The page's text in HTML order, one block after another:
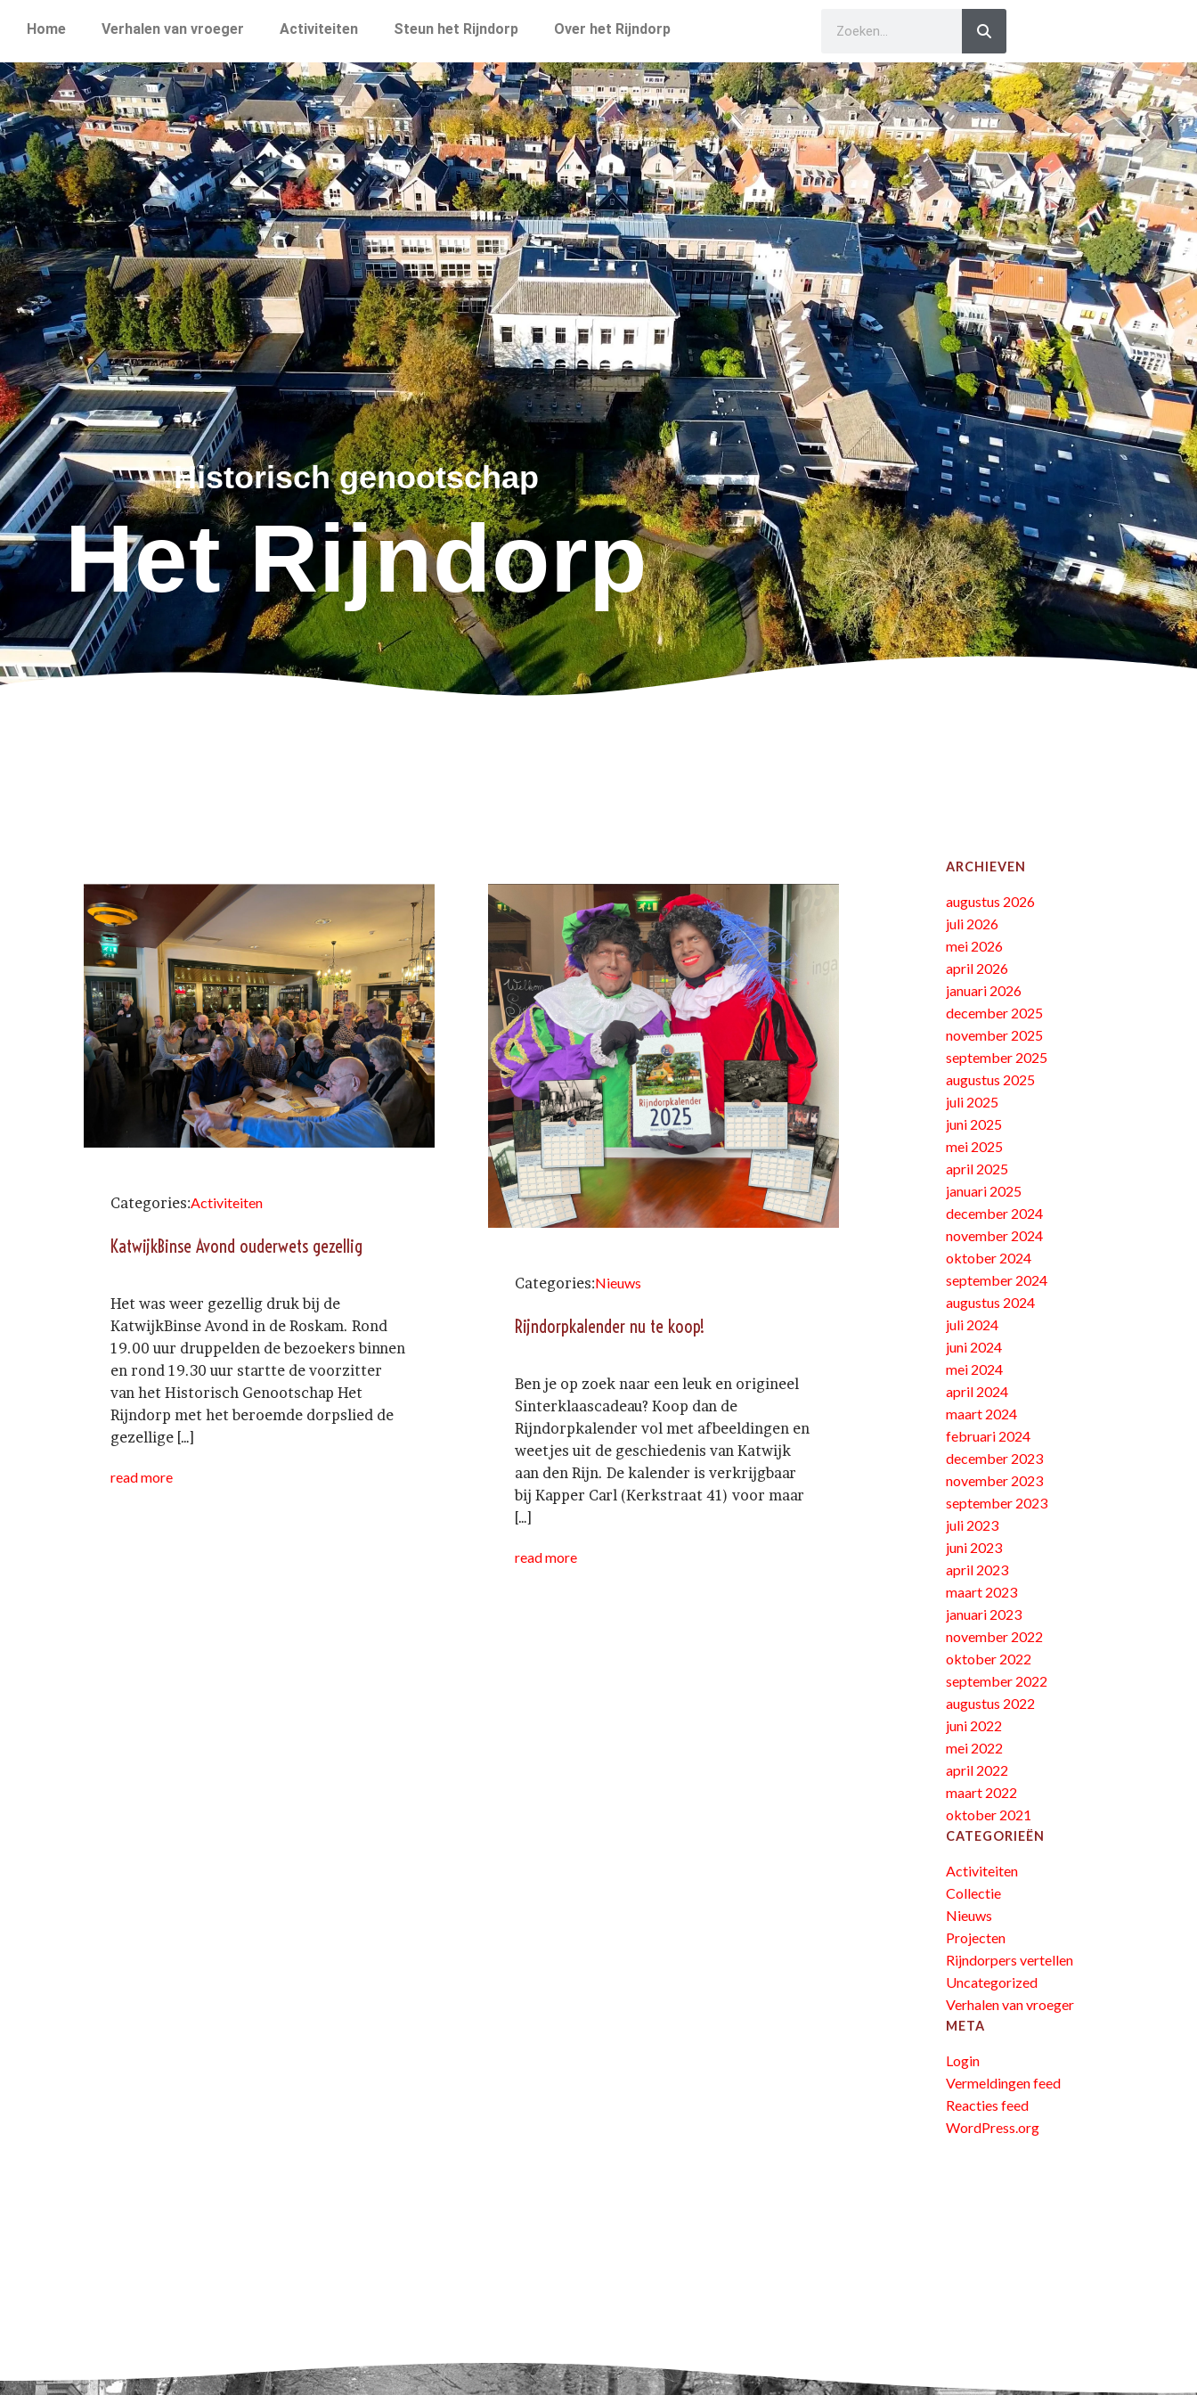
Home Verhalen van vroeger Activiteiten Steun het Rijndorp Over het Rijndorp
Historisch genootschap
Het Rijndorp
Categories:Activiteiten
KatwijkBinse Avond ouderwets gezellig
Het was weer gezellig druk bij de
KatwijkBinse Avond in de Roskam. Rond
19.00 uur druppelden de bezoekers binnen
en rond 19.30 uur startte de voorzitter
van het Historisch Genootschap Het
Rijndorp met het beroemde dorpslied de
gezellige […]
read more
Categories:Nieuws
Rijndorpkalender nu te koop!
Ben je op zoek naar een leuk en origineel
Sinterklaascadeau? Koop dan de
Rijndorpkalender vol met afbeeldingen en
weetjes uit de geschiedenis van Katwijk
aan den Rijn. De kalender is verkrijgbaar
bij Kapper Carl (Kerkstraat 41) voor maar
[…]
read more
ARCHIEVEN
augustus 2026
juli 2026
mei 2026
april 2026
januari 2026
december 2025
november 2025
september 2025
augustus 2025
juli 2025
juni 2025
mei 2025
april 2025
januari 2025
december 2024
november 2024
oktober 2024
september 2024
augustus 2024
juli 2024
juni 2024
mei 2024
april 2024
maart 2024
februari 2024
december 2023
november 2023
september 2023
juli 2023
juni 2023
april 2023
maart 2023
januari 2023
november 2022
oktober 2022
september 2022
augustus 2022
juni 2022
mei 2022
april 2022
maart 2022
oktober 2021
CATEGORIEËN
Activiteiten
Collectie
Nieuws
Projecten
Rijndorpers vertellen
Uncategorized
Verhalen van vroeger
META
Login
Vermeldingen feed
Reacties feed
WordPress.org